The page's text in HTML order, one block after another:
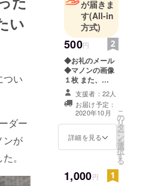
い
い
ダー
ンが
。
が届きま
す(All-in
方式)
500円
◆お礼のメール
◆マノンの画像
１枚 また、
CAMPFIREの
｢活動報告｣上で
支出報告・治療
を行った事をご
報告致します。
支援者：22人
お届け予定：
2020年10月
詳細を見る
こ
の
リ
タ
ー
ン
を
選
択
す
る
1,000円